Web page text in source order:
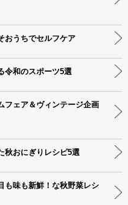
おうちでセルフケア
令和のスポーツ5選
ェア＆ヴィンテージ企画
秋おにぎりレシピ5選
も味も新鮮！な秋野菜レシ